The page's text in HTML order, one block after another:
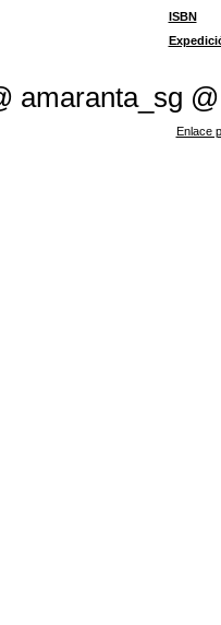
ISBN
amaranta_sg @
Enlace